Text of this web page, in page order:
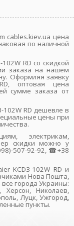
cables.kiev.ua цена
по наличной
RD со скидкой
заказа на нашем
Оформляя заявку
оптовая цена
сумме заказа от
102W RD дешевле в
цены при
электрикам,
скидки можно у
507-92-92, ☎+38
KCD3-102W RD и
Нова Пошта,
города Украины:
Николаев,
Луцк, Ужгород,
пункты.